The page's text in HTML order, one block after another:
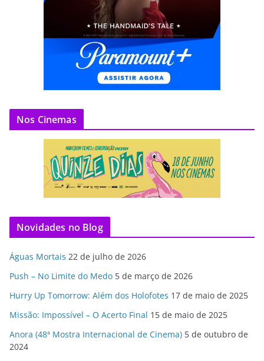
Nos Cinemas
Novidades no Blog
Águas Mortais 22 de julho de 2026
Push – No Limite do Medo 5 de março de 2026
Hurry Up Tomorrow: Além dos Holofotes 17 de maio de 2025
Missão: Impossível – O Acerto Final 15 de maio de 2025
Anora (48ª Mostra Internacional de Cinema) 5 de outubro de
2024